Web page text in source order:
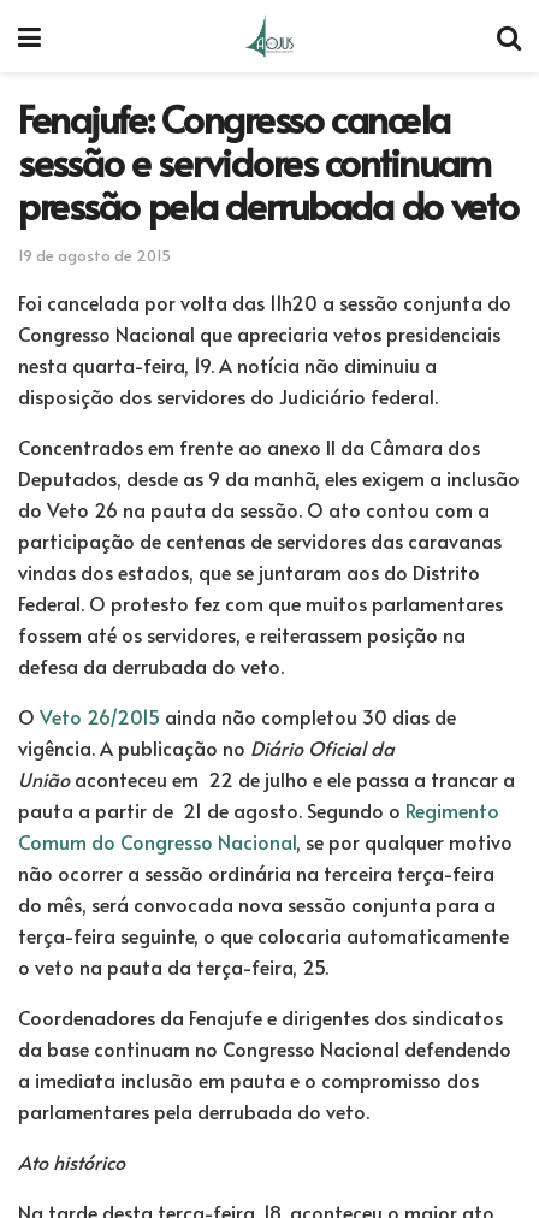
Fenajufe: Congresso cancela
sessão e servidores continuam
pressão pela derrubada do veto
19 de agosto de 2015
Foi cancelada por volta das 11h20 a sessão conjunta do
Congresso Nacional que apreciaria vetos presidenciais
nesta quarta-feira, 19. A notícia não diminuiu a
disposição dos servidores do Judiciário federal.
Concentrados em frente ao anexo II da Câmara dos
Deputados, desde as 9 da manhã, eles exigem a inclusão
do Veto 26 na pauta da sessão. O ato contou com a
participação de centenas de servidores das caravanas
vindas dos estados, que se juntaram aos do Distrito
Federal. O protesto fez com que muitos parlamentares
fossem até os servidores, e reiterassem posição na
defesa da derrubada do veto.
O Veto 26/2015 ainda não completou 30 dias de
vigência. A publicação no Diário Oficial da
Uniãoaconteceu em 22 de julho e ele passa a trancar a
pauta a partir de 21 de agosto. Segundo o Regimento
Comum do Congresso Nacional, se por qualquer motivo
não ocorrer a sessão ordinária na terceira terça-feira
do mês, será convocada nova sessão conjunta para a
terça-feira seguinte, o que colocaria automaticamente
o veto na pauta da terça-feira, 25.
Coordenadores da Fenajufe e dirigentes dos sindicatos
da base continuam no Congresso Nacional defendendo
a imediata inclusão em pauta e o compromisso dos
parlamentares pela derrubada do veto.
Ato histórico
Na tarde desta terça-feira, 18, aconteceu o maior ato